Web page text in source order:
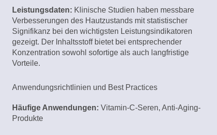
Leistungsdaten: Klinische Studien haben messbare
Verbesserungen des Hautzustands mit statistischer
Signifikanz bei den wichtigsten Leistungsindikatoren
gezeigt. Der Inhaltsstoff bietet bei entsprechender
Konzentration sowohl sofortige als auch langfristige
Vorteile.
Anwendungsrichtlinien und Best Practices
Häufige Anwendungen: Vitamin-C-Seren, Anti-Aging-
Produkte